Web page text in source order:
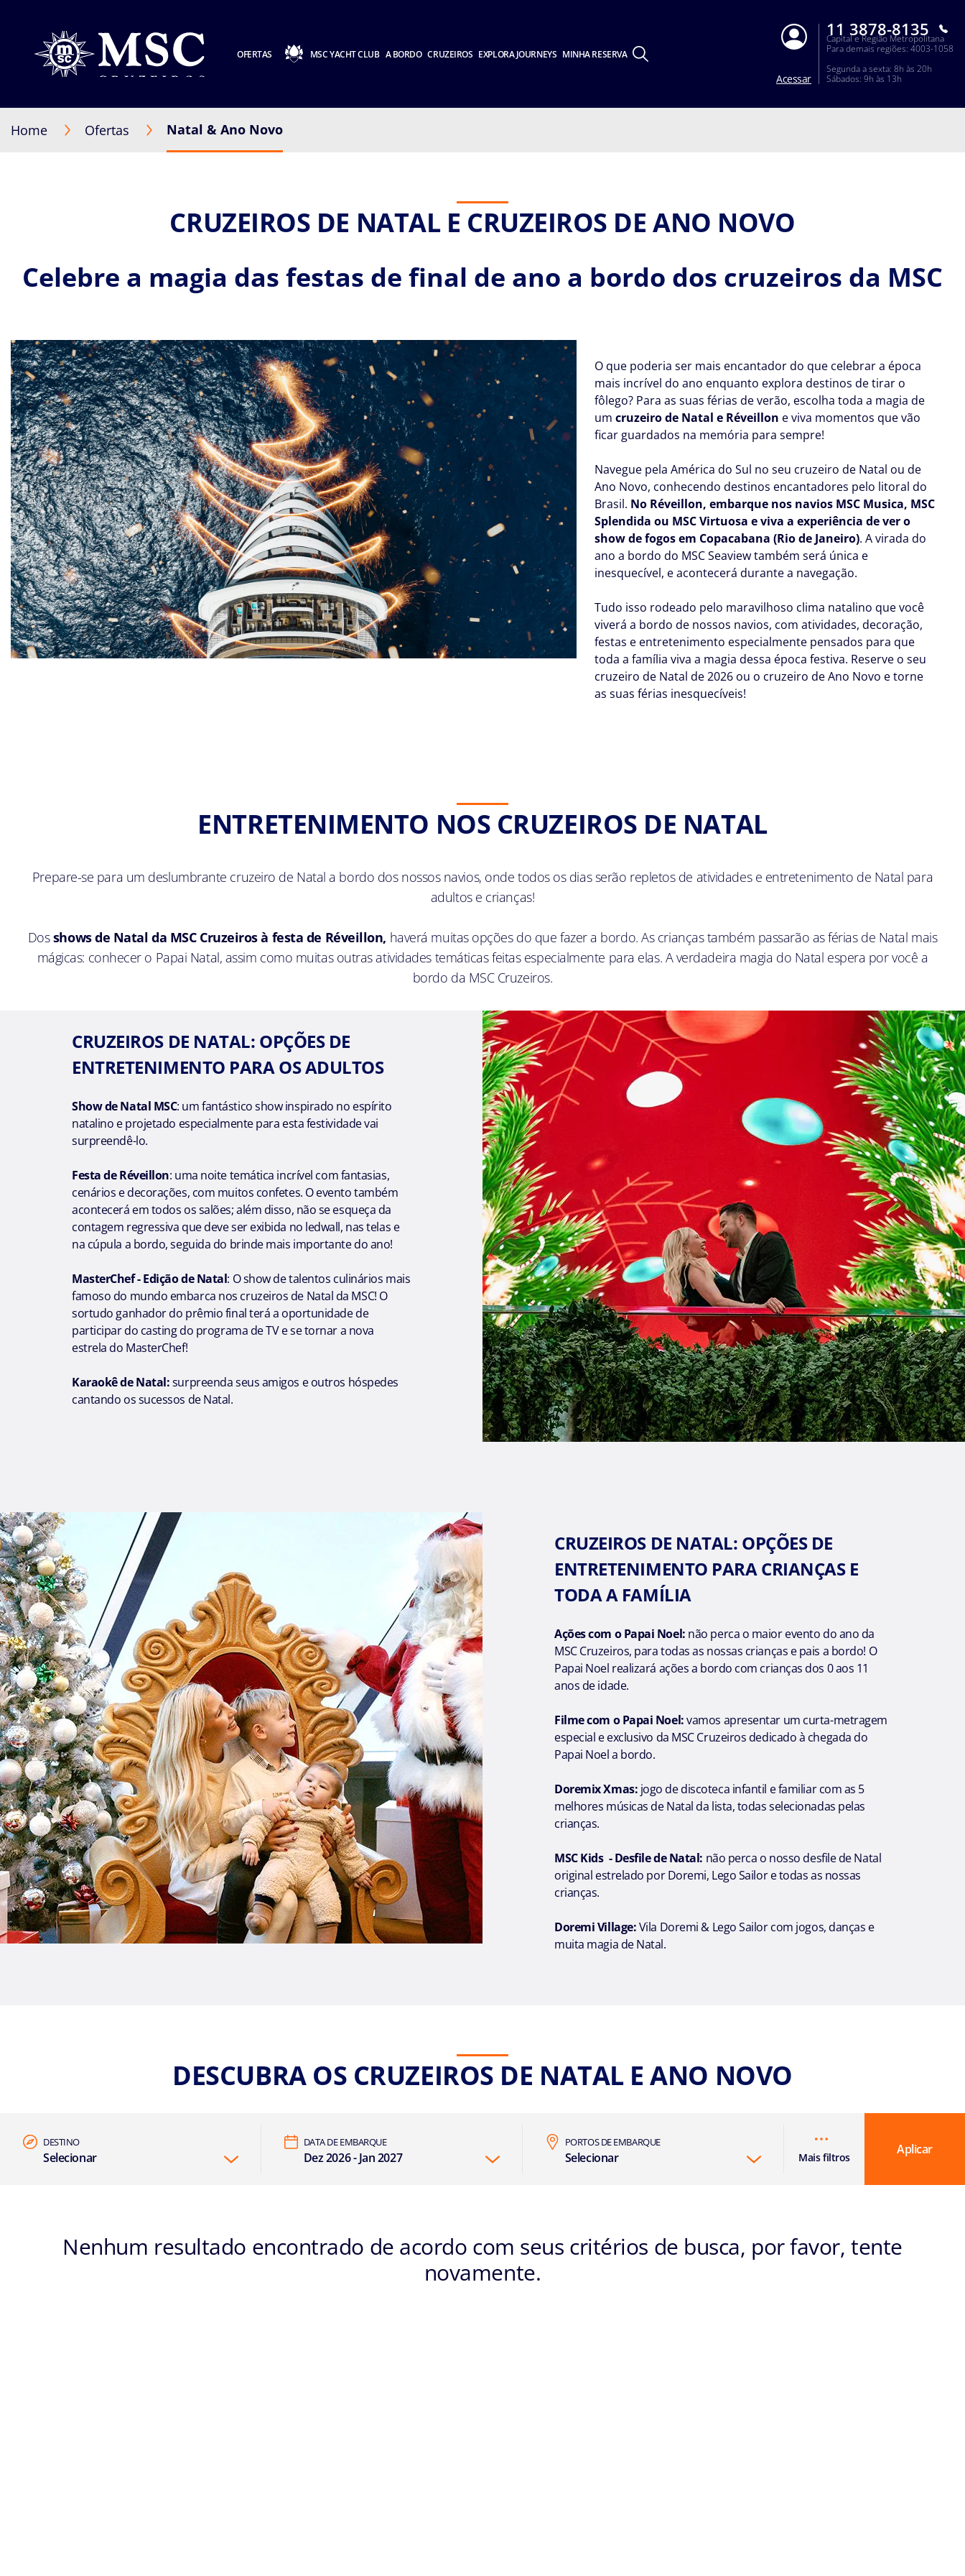
OFERTAS MSC YACHT CLUB A BORDO CRUZEIROS EXPLORA JOURNEYS MINHA RESERVA
Acessar
11 3878-8135
Capital e Região Metropolitana
Para demais regiões: 4003-1058
Segunda a sexta: 8h às 20h
Sábados: 9h às 13h
Home Ofertas Natal & Ano Novo
CRUZEIROS DE NATAL E CRUZEIROS DE ANO NOVO
Celebre a magia das festas de final de ano a bordo dos cruzeiros da MSC
O que poderia ser mais encantador do que celebrar a época
mais incrível do ano enquanto explora destinos de tirar o
fôlego? Para as suas férias de verão, escolha toda a magia de
umcruzeiro de Natal e Réveillon e viva momentos que vão
ficar guardados na memória para sempre!
Navegue pela América do Sul no seu cruzeiro de Natal ou de
Ano Novo, conhecendo destinos encantadores pelo litoral do
Brasil. No Réveillon, embarque nos navios MSC Musica, MSC
Splendida ou MSC Virtuosa e viva a experiência de ver o
show de fogos em Copacabana (Rio de Janeiro). A virada do
ano a bordo do MSC Seaview também será única e
inesquecível, e acontecerá durante a navegação.
Tudo isso rodeado pelo maravilhoso clima natalino que você
viverá a bordo de nossos navios, com atividades, decoração,
festas e entretenimento especialmente pensados para que
toda a família viva a magia dessa época festiva. Reserve o seu
cruzeiro de Natal de 2026 ou o cruzeiro de Ano Novo e torne
as suas férias inesquecíveis!
ENTRETENIMENTO NOS CRUZEIROS DE NATAL
Prepare-se para um deslumbrante cruzeiro de Natal a bordo dos nossos navios, onde todos os dias serão repletos de atividades e entretenimento de Natal para
adultos e crianças!
Dosshows de Natal da MSC Cruzeiros à festa de Réveillon, haverá muitas opções do que fazer a bordo. As crianças também passarão as férias de Natal mais
mágicas: conhecer o Papai Natal, assim como muitas outras atividades temáticas feitas especialmente para elas. A verdadeira magia do Natal espera por você a
bordo da MSC Cruzeiros.
CRUZEIROS DE NATAL: OPÇÕES DE
ENTRETENIMENTO PARA OS ADULTOS
Show de Natal MSC: um fantástico show inspirado no espírito
natalino e projetado especialmente para esta festividade vai
surpreendê-lo.
Festa de Réveillon: uma noite temática incrível com fantasias,
cenários e decorações, com muitos confetes. O evento também
acontecerá em todos os salões; além disso, não se esqueça da
contagem regressiva que deve ser exibida no ledwall, nas telas e
na cúpula a bordo, seguida do brinde mais importante do ano!
MasterChef - Edição de Natal: O show de talentos culinários mais
famoso do mundo embarca nos cruzeiros de Natal da MSC! O
sortudo ganhador do prêmio final terá a oportunidade de
participar do casting do programa de TV e se tornar a nova
estrela do MasterChef!
Karaokê de Natal:surpreenda seus amigos e outros hóspedes
cantando os sucessos de Natal.
CRUZEIROS DE NATAL: OPÇÕES DE
ENTRETENIMENTO PARA CRIANÇAS E
TODA A FAMÍLIA
Ações com o Papai Noel: não perca o maior evento do ano da
MSC Cruzeiros, para todas as nossas crianças e pais a bordo! O
Papai Noel realizará ações a bordo com crianças dos 0 aos 11
anos de idade.
Filme com o Papai Noel:vamos apresentar um curta-metragem
especial e exclusivo da MSC Cruzeiros dedicado à chegada do
Papai Noel a bordo.
Doremix Xmas: jogo de discoteca infantil e familiar com as 5
melhores músicas de Natal da lista, todas selecionadas pelas
crianças.
MSC Kids - Desfile de Natal: não perca o nosso desfile de Natal
original estrelado por Doremi, Lego Sailor e todas as nossas
crianças.
Doremi Village:Vila Doremi & Lego Sailor com jogos, danças e
muita magia de Natal.
DESCUBRA OS CRUZEIROS DE NATAL E ANO NOVO
DESTINO
Selecionar
DATA DE EMBARQUE
Dez 2026 - Jan 2027
PORTOS DE EMBARQUE
Selecionar Mais filtros Aplicar
Nenhum resultado encontrado de acordo com seus critérios de busca, por favor, tente
novamente.